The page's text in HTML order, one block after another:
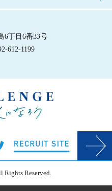
6丁目6番33号
612-1199
Reserved.